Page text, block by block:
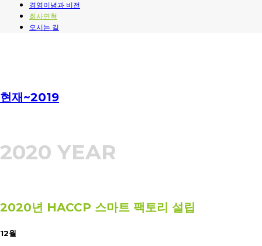
경영이념과 비전
회사연혁
오시는 길
현재~2019
2020 YEAR
2020년 HACCP 스마트 팩토리 설립
12월